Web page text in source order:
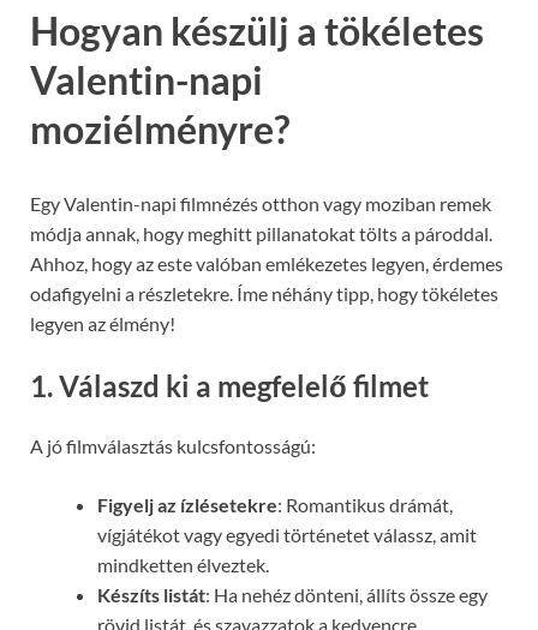
Hogyan készülj a tökéletes
Valentin-napi
moziélményre?
Egy Valentin-napi filmnézés otthon vagy moziban remek
módja annak, hogy meghitt pillanatokat tölts a pároddal.
Ahhoz, hogy az este valóban emlékezetes legyen, érdemes
odafigyelni a részletekre. Íme néhány tipp, hogy tökéletes
legyen az élmény!
1. Válaszd ki a megfelelő filmet
A jó filmválasztás kulcsfontosságú:
Figyelj az ízlésetekre: Romantikus drámát,
vígjátékot vagy egyedi történetet válassz, amit
mindketten élveztek.
Készíts listát: Ha nehéz dönteni, állíts össze egy
rövid listát, és szavazzatok a kedvencre.